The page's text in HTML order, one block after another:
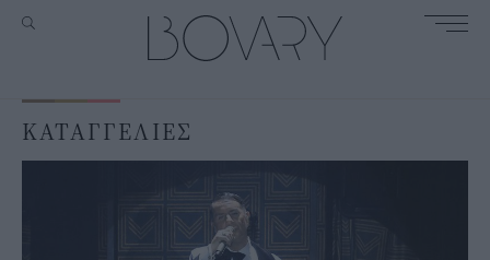
ΚΑΤΑΓΓΕΛΙΕΣ